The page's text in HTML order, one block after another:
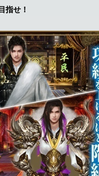
指せ！